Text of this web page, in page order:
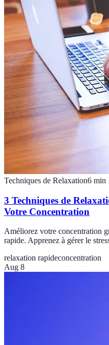
Techniques de Relaxation6 min
3 Techniques de
Votre Concentration
Améliorez votre concentration
rapide. Apprenez à gérer le
relaxation rapideconcentration
Aug 8